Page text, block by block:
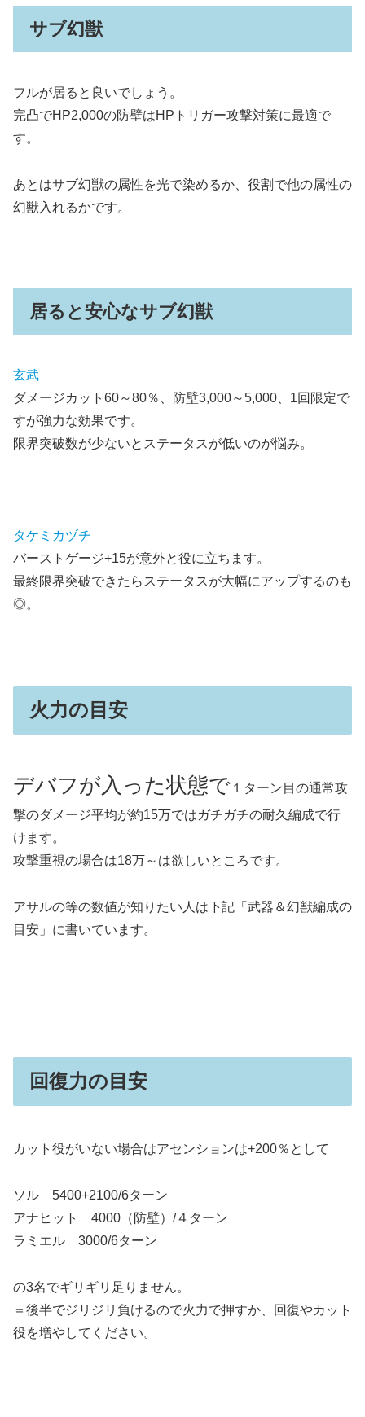
サブ幻獣
フルが居ると良いでしょう。
完凸でHP2,000の防壁はHPトリガー攻撃対策に最適で
す。
あとはサブ幻獣の属性を光で染めるか、役割で他の属性の
幻獣入れるかです。
居ると安心なサブ幻獣
玄武
ダメージカット60～80％、防壁3,000～5,000、1回限定で
すが強力な効果です。
限界突破数が少ないとステータスが低いのが悩み。
タケミカヅチ
バーストゲージ+15が意外と役に立ちます。
最終限界突破できたらステータスが大幅にアップするのも
◎。
火力の目安
デバフが入った状態で １ターン目の通常攻
撃のダメージ平均が約15万ではガチガチの耐久編成で行
けます。
攻撃重視の場合は18万～は欲しいところです。
アサルの等の数値が知りたい人は下記「武器＆幻獣編成の
目安」に書いています。
回復力の目安
カット役がいない場合はアセンションは+200％として
ソル 5400+2100/6ターン
アナヒット 4000（防壁）/４ターン
ラミエル 3000/6ターン
の3名でギリギリ足りません。
＝後半でジリジリ負けるので火力で押すか、回復やカット
役を増やしてください。